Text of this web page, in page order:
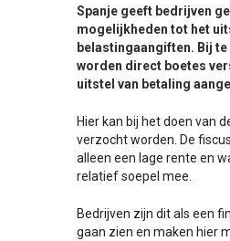
Spanje geeft bedrijven
mogelijkheden tot het
belastingaangiften. Bij te
worden direct boetes
uitstel van betaling
Hier kan bij het doen van
verzocht worden. De
alleen een lage rente en
relatief soepel mee.
Bedrijven zijn dit als een
gaan zien en maken hier